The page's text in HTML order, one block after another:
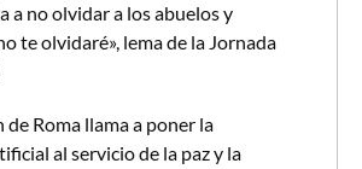
a no olvidar a los abuelos y
te olvidaré», lema de la Jornada
de Roma llama a poner la
al servicio de la paz y la